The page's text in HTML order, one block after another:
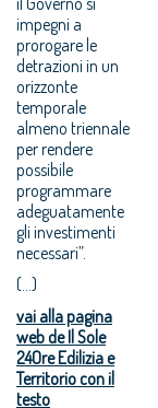
impegni a
prorogare le
detrazioni in un
orizzonte
temporale
almeno triennale
per rendere
possibile
programmare
adeguatamente
gli investimenti
necessari”.
(...)
vai alla pagina
web de Il Sole
24Ore Edilizia e
Territorio con il
testo